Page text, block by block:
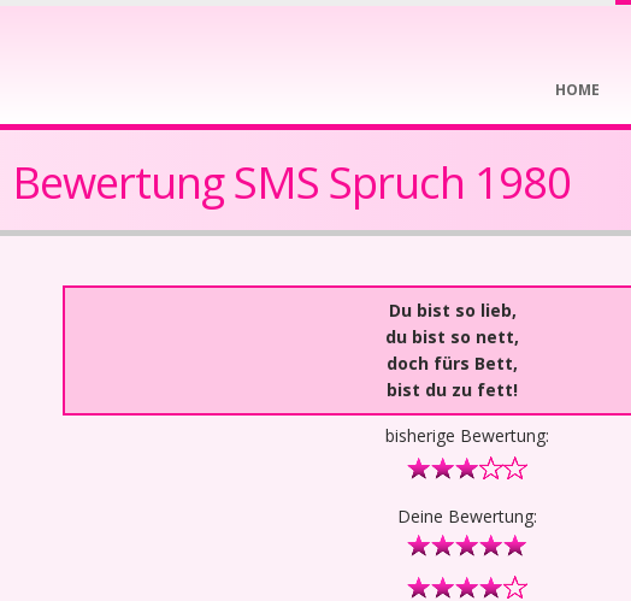
HOME
Bewertung SMS Spruch 1980
Du bist so lieb,
du bist so nett,
doch fürs Bett,
bist du zu fett!
bisherige Bewertung:
Deine Bewertung: